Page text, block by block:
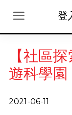
登
【社區
遊科學園
2021-06-11